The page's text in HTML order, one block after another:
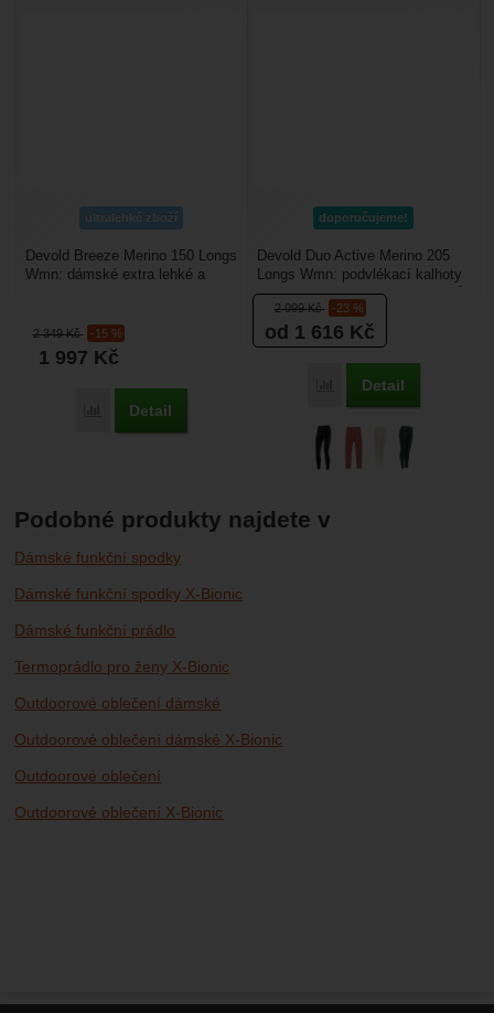
ultralehké zboží
2 349Kč -15 %
1 997 Kč
Porovnat
Detail
Devold Breeze Merino 150 Longs
Wmn: dámské extra lehké a
doporučujeme!
2 099Kč -23 %
od 1 616 Kč
Porovnat
Detail
Devold Duo Active Merino 205
Longs Wmn: podvlékací kalhoty
vyrobené z kombinace materiálů
merino vlny...
Podobné produkty najdete v
Dámské funkční spodky
Dámské funkční spodky X-Bionic
Dámské funkční prádlo
Termoprádlo pro ženy X-Bionic
Outdoorové oblečení dámské
Outdoorové oblečení dámské X-Bionic
Outdoorové oblečení
Outdoorové oblečení X-Bionic